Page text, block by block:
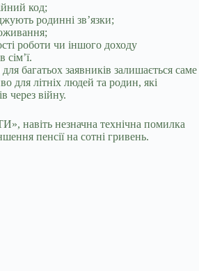
код;
родинні зв’язки;
роботи чи іншого доходу
сім’ї.
багатьох заявників залишається саме
для літніх людей та родин, які
через війну.
навіть незначна технічна помилка
пенсії на сотні гривень.